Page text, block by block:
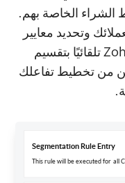
الشراء الخاصة بهم.
وتحديد معايير
كل مجموعة. وسيقوم Zoho CRM تلقائيًا بتقسيم
من تخطيط تفاعلك